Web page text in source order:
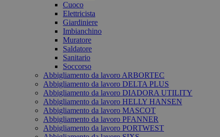
Cuoco
Elettricista
Giardiniere
Imbianchino
Muratore
Saldatore
Sanitario
Soccorso
Abbigliamento da lavoro ARBORTEC
Abbigliamento da lavoro DELTA PLUS
Abbigliamento da lavoro DIADORA UTILITY
Abbigliamento da lavoro HELLY HANSEN
Abbigliamento da lavoro MASCOT
Abbigliamento da lavoro PFANNER
Abbigliamento da lavoro PORTWEST